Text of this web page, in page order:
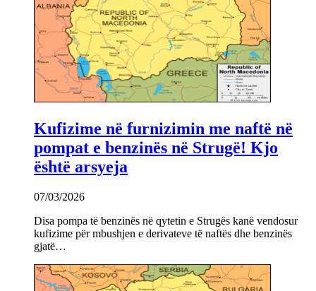
Kufizime në furnizimin me naftë në
pompat e benzinës në Strugë! Kjo
është arsyeja
07/03/2026
Disa pompa të benzinës në qytetin e Strugës kanë vendosur
kufizime për mbushjen e derivateve të naftës dhe benzinës
gjatë…